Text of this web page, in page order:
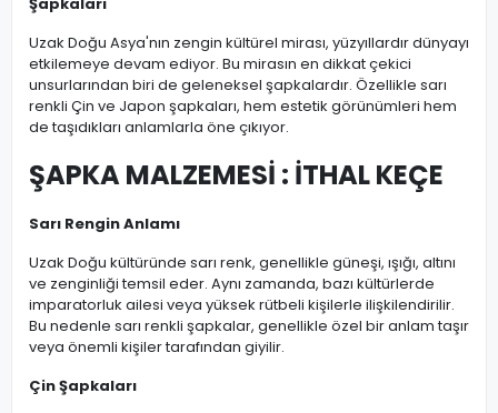
Uzak Doğu Asya'nın zengin kültürel mirası, yüzyıllardır dünyayı
etkilemeye devam ediyor. Bu mirasın en dikkat çekici
unsurlarından biri de geleneksel şapkalardır. Özellikle sarı
renkli Çin ve Japon şapkaları, hem estetik görünümleri hem
de taşıdıkları anlamlarla öne çıkıyor.
ŞAPKA MALZEMESİ : İTHAL KEÇE
Sarı Rengin Anlamı
Uzak Doğu kültüründe sarı renk, genellikle güneşi, ışığı, altını
ve zenginliği temsil eder. Aynı zamanda, bazı kültürlerde
imparatorluk ailesi veya yüksek rütbeli kişilerle ilişkilendirilir.
Bu nedenle sarı renkli şapkalar, genellikle özel bir anlam taşır
veya önemli kişiler tarafından giyilir.
Çin Şapkaları